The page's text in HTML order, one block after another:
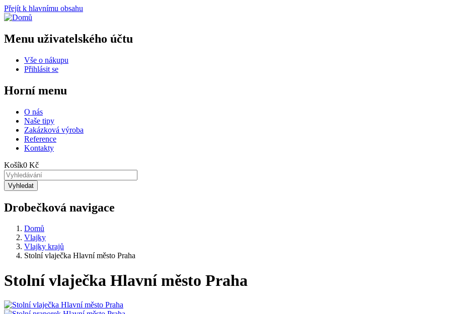
Přejít k hlavnímu obsahu
Menu uživatelského účtu
Vše o nákupu
Přihlásit se
Horní menu
O nás
Naše tipy
Zakázková výroba
Reference
Kontakty
Košík0 Kč
Drobečková navigace
Domů
Vlajky
Vlajky krajů
Stolní vlaječka Hlavní město Praha
Stolní vlaječka Hlavní město Praha